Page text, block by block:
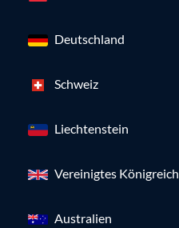
Deutschland
Schweiz
Liechtenstein
Vereinigtes Königreich
Australien